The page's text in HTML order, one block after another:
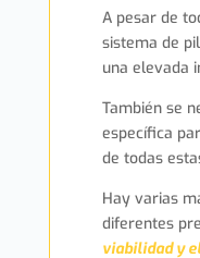
A pesar de
sistema de
una elevada
También se
específica
de todas
Hay varias
diferentes
viabilidad y